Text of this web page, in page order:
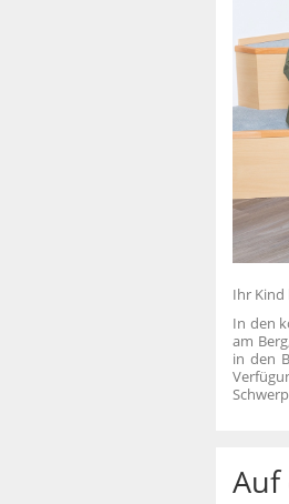
Ihr Kind
In den
am
in den
Auf